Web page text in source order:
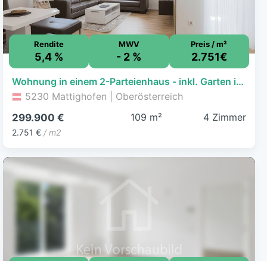
Rendite
5,4 %
MWV
- 2 %
Preis / m²
2.751€
Wohnung in einem 2-Parteienhaus - inkl. Garten in Ruhelage! Nur 2 Km bis Mattighofen
5230 Mattighofen | Oberösterreich
299.900 €
2.751 € / m2
109 m² 4 Zimmer